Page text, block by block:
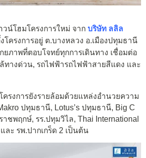
วน์โฮมโครงการใหม่ จาก บริษัท ลลิล
โครงการอยู่ ต.บางหลวง อ.เมืองปทุมธานี
ภาพที่ตอบโจทย์ทุกการเดินทาง เชื่อมต่อ
ล้ทางด่วน, รถไฟฟ้ารถไฟฟ้าสายสีแดง และ
ครงการยังรายล้อมด้วยแหล่งอำนวยความ
ปทุมธานี, Lotus’s ปทุมธานี, Big C
ชพฤกษ์, รร.ปทุมวิไล, Thai International
ละ รพ.ปากเกร็ด 2 เป็นต้น